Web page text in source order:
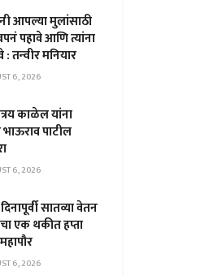
आपल्या मुलांसाठी
पहावे आणि त्यांना
: तन्वीर मनियार
6, 2026
काळेल यांना
भाऊराव पाटील
6, 2026
सातव्या वेतन
एक थकीत हप्ता
6, 2026